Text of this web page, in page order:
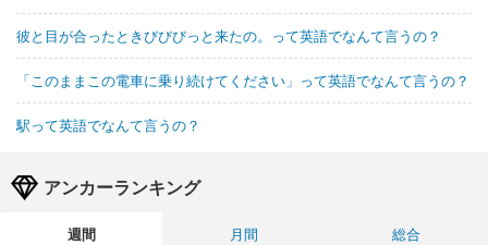
彼と目が合ったときびびびっと来たの。って英語でなんて言うの？
「このままこの電車に乗り続けてください」って英語でなんて言うの？
駅って英語でなんて言うの？
アンカーランキング
週間 月間
総合